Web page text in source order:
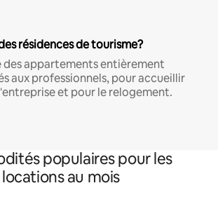
résidences de tourisme?
appartements entièrement
aux professionnels, pour accueillir
et pour le relogement.
populaires pour les
locations au mois